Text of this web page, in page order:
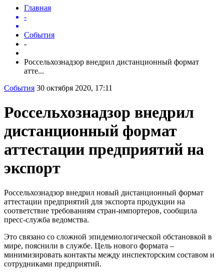
Главная
-
События
-
Россельхознадзор внедрил дистанционный формат
атте...
События 30 октября 2020, 17:11
Россельхознадзор внедрил
дистанционный формат
аттестации предприятий на
экспорт
Россельхознадзор внедрил новый дистанционный формат
аттестации предприятий для экспорта продукции на
соответствие требованиям стран-импортеров, сообщила
пресс-служба ведомства.
Это связано со сложной эпидемиологической обстановкой в
мире, пояснили в службе. Цель нового формата –
минимизировать контакты между инспекторским составом и
сотрудниками предприятий.